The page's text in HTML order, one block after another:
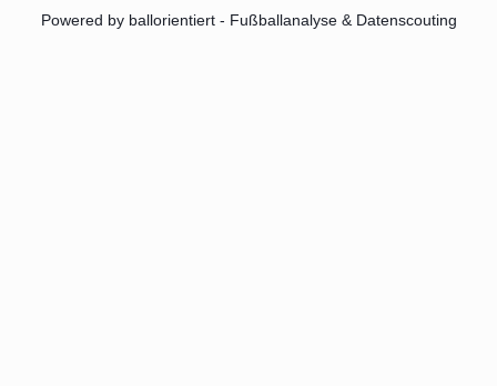
Powered by ballorientiert - Fußballanalyse & Datenscouting